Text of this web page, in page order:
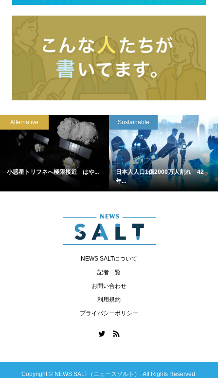
Alternative
小惑星トリフネへ極限接近 はや...
Sustainable
日本人人口1億2000万人割れ 42
年...
NEWS SALTについて
記者一覧
お問い合わせ
利用規約
プライバシーポリシー
Copyright © NEWS SALT（ニュースソルト）. All Rights Reserved.